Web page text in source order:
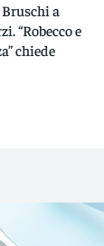
a
“Robecco e
chiede